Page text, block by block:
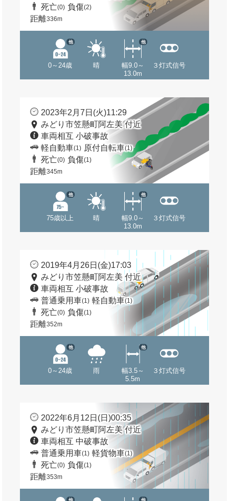
死亡(0) 負傷(2)
距離336m
0～24歳
他
晴
幅9.0～
13.0m
他
３灯式信号
2023年2月7日(火)11:29
みどり市笠懸町阿左美 付近
車両相互 小破事故
軽自動車(1) 原付自転車(1)
死亡(0) 負傷(1)
距離345m
75歳以上
他
晴
幅9.0～
13.0m
他
３灯式信号
2019年4月26日(金)17:03
みどり市笠懸町阿左美 付近
車両相互 小破事故
普通乗用車(1) 軽自動車(1)
死亡(0) 負傷(1)
距離352m
0～24歳
他
雨
幅3.5～
5.5m
他
３灯式信号
2022年6月12日(日)00:35
みどり市笠懸町阿左美 付近
車両相互 中破事故
普通乗用車(1) 軽貨物車(1)
死亡(0) 負傷(1)
距離353m
他 他